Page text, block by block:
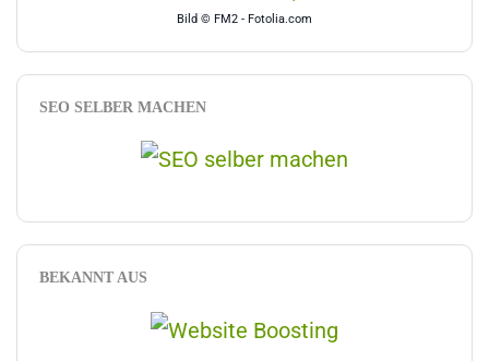
Bild © FM2 - Fotolia.com
SEO SELBER MACHEN
BEKANNT AUS